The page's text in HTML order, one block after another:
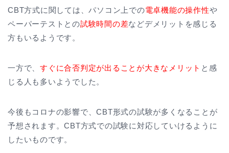
CBT方式に関しては、パソコン上での電卓機能の操作性や
ペーパーテストとの試験時間の差などデメリットを感じる
方もいるようです。
一方で、すぐに合否判定が出ることが大きなメリット と感
じる人も多いようでした。
今後もコロナの影響で、CBT形式の試験が多くなることが
予想されます。CBT方式での試験に対応していけるように
したいものです。